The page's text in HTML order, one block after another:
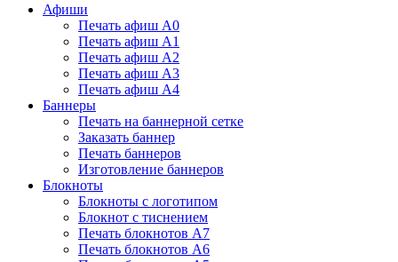
Афиши
Печать афиш А0
Печать афиш А1
Печать афиш А2
Печать афиш А3
Печать афиш А4
Баннеры
Печать на баннерной сетке
Заказать баннер
Печать баннеров
Изготовление баннеров
Блокноты
Блокноты с логотипом
Блокнот с тиснением
Печать блокнотов А7
Печать блокнотов А6